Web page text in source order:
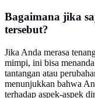
Bagaimana jika
tersebut?
Jika Anda merasa
mimpi, ini bisa
tantangan atau
menunjukkan bahwa
terhadap aspek-aspek